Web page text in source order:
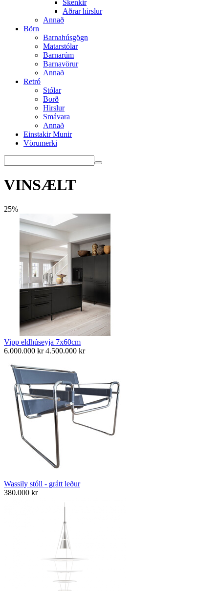
Skenkir
Aðrar hirslur
Annað
Börn
Barnahúsgögn
Matarstólar
Barnarúm
Barnavörur
Annað
Retró
Stólar
Borð
Hirslur
Smávara
Annað
Einstakir Munir
Vörumerki
VINSÆLT
25%
Vipp eldhúseyja 7x60cm
6.000.000 kr 4.500.000 kr
Wassily stóll - grátt leður
380.000 kr